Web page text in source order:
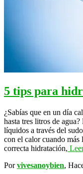
5 tips para
¿Sabías que en un día
hasta tres litros de
líquidos a través del
con el calor cuando más
correcta hidratación,
Porvivesanoybien,